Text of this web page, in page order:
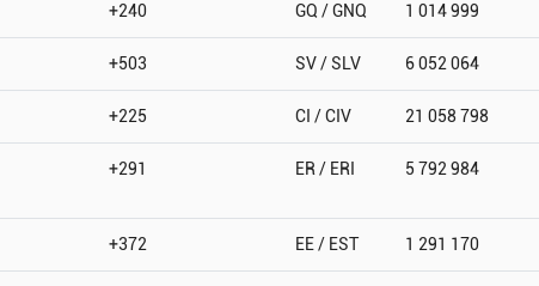
+240 GQ / GNQ 1 014 999
+503 SV / SLV 6 052 064
+225 CI / CIV 21 058 798
+291 ER / ERI 5 792 984
+372 EE / EST 1 291 170